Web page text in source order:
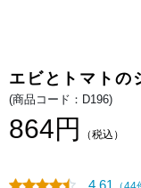
に
え
び
の
旨
み
エビとトマトの
(商品コード：D196)
864円 （税込）